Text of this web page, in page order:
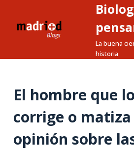
a
n
La buena
historia
El hombre que
corrige o matiza
opinión sobre